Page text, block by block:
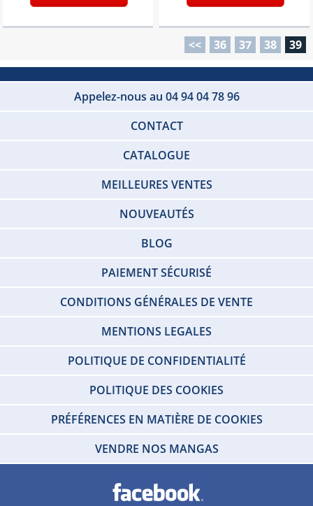
<< 36 37 38 39
Appelez-nous au 04 94 04 78 96
CONTACT
CATALOGUE
MEILLEURES VENTES
NOUVEAUTÉS
BLOG
PAIEMENT SÉCURISÉ
CONDITIONS GÉNÉRALES DE VENTE
MENTIONS LEGALES
POLITIQUE DE CONFIDENTIALITÉ
POLITIQUE DES COOKIES
PRÉFÉRENCES EN MATIÈRE DE COOKIES
VENDRE NOS MANGAS